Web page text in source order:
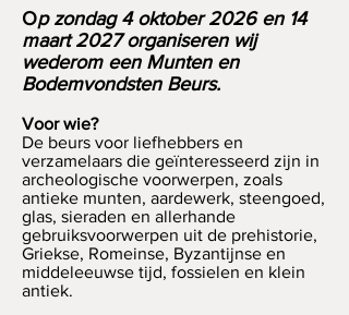
Opzondag 4 oktober 2026 en 14
maart 2027organiseren wij
wederom een Munten en
Bodemvondsten Beurs.
Voor wie?
De beurs voor liefhebbers en
verzamelaars die geïnteresseerd zijn in
archeologische voorwerpen, zoals
antieke munten, aardewerk, steengoed,
glas, sieraden en allerhande
gebruiksvoorwerpen uit de prehistorie,
Griekse, Romeinse, Byzantijnse en
middeleeuwse tijd, fossielen en klein
antiek.